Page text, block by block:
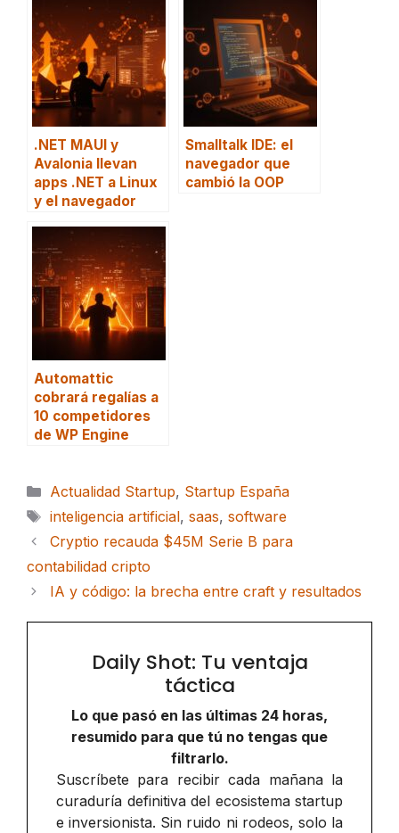
.NET MAUI y
Avalonia llevan
apps .NET a Linux
y el navegador
Smalltalk IDE: el
navegador que
cambió la OOP
Automattic
cobrará regalías a
10 competidores
de WP Engine
Categorías
Actualidad Startup, Startup España
Etiquetas
inteligencia artificial, saas, software
Cryptio recauda $45M Serie B para
contabilidad cripto
IA y código: la brecha entre craft y resultados
Daily Shot: Tu ventaja
táctica
Lo que pasó en las últimas 24 horas,
resumido para que tú no tengas que
filtrarlo.
Suscríbete para recibir cada mañana la
curaduría definitiva del ecosistema startup
e inversionista. Sin ruido ni rodeos, solo la